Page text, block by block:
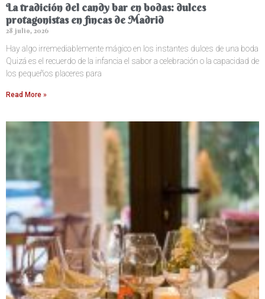
La tradición del candy bar en bodas: dulces
protagonistas en fincas de Madrid
28 julio, 2026
Hay algo irremediablemente mágico en los instantes dulces de una boda
Quizá es el recuerdo de la infancia el sabor a celebración o la capacidad de
los pequeños placeres para
Read More »